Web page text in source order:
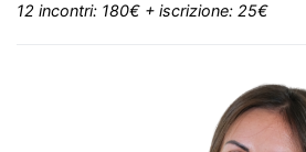
12 incontri: 180€ + iscrizione: 25€